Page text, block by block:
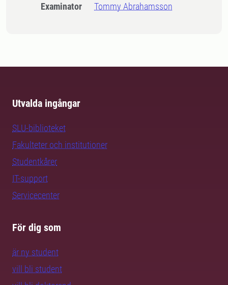
Examinator Tommy Abrahamsson
Utvalda ingångar
SLU-biblioteket
Fakulteter och institutioner
Studentkårer
IT-support
Servicecenter
För dig som
är ny student
vill bli student